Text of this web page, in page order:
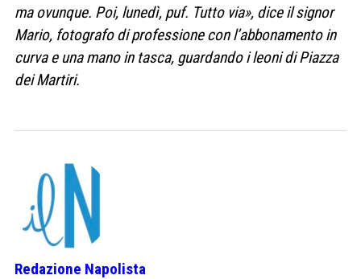
ma ovunque. Poi, lunedì, puf. Tutto via», dice il signor
Mario, fotografo di professione con l’abbonamento in
curva e una mano in tasca, guardando i leoni di Piazza
dei Martiri.
Redazione Napolista